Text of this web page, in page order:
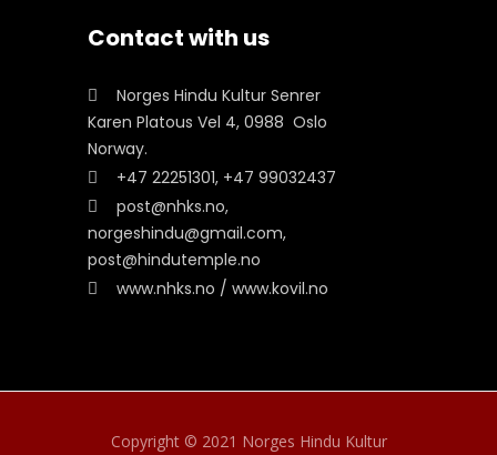
Contact with us
Norges Hindu Kultur Senrer
Karen Platous Vel 4, 0988 Oslo
Norway.
+47 22251301, +47 99032437
post@nhks.no,
norgeshindu@gmail.com,
post@hindutemple.no
www.nhks.no / www.kovil.no
Copyright © 2021 Norges Hindu Kultur